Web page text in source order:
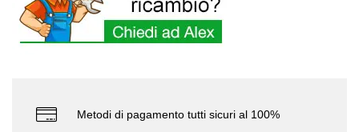
Metodi di pagamento tutti sicuri al 100%